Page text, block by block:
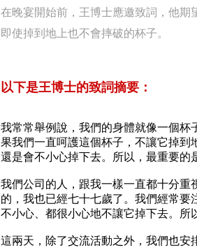
在晚宴開始前，王博士應邀致詞，他期
即使掉到地上也不會摔破的杯子。
以下是王博士的致詞摘要：
我常常舉例說，我們的身體就像一個
果我們一直呵護這個杯子，不讓它掉
還是會不小心掉下去。所以，最重要的
我們公司的人，跟我一樣一直都十分
的，我也已經七十七歲了。我們經常
不小心、都很小心地不讓它掉下去。所
這兩天，除了交流活動之外，我們也安